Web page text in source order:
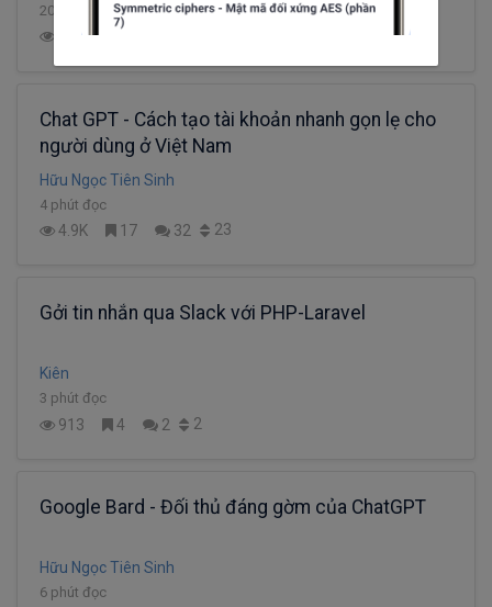
20 phút đọc
9.1K
Chat GPT - Cách tạo tài khoản nhanh gọn lẹ cho
người dùng ở Việt Nam
Hữu Ngọc Tiên Sinh
4 phút đọc
4.9K 17 32 23
Gởi tin nhắn qua Slack với PHP-Laravel
Kiên
3 phút đọc
913 4 2 2
Google Bard - Đối thủ đáng gờm của ChatGPT
Hữu Ngọc Tiên Sinh
6 phút đọc